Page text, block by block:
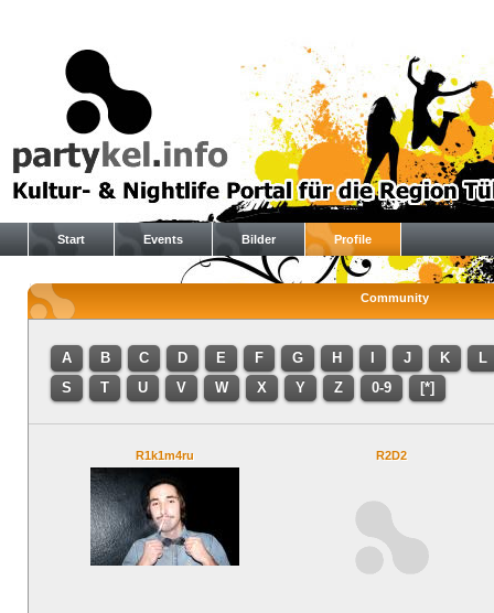
Start Events Bilder Profile
Community
A B C D E F G H J K
L
S
T U V W X Y Z 0-9 [*]
R1k1m4ru R2D2